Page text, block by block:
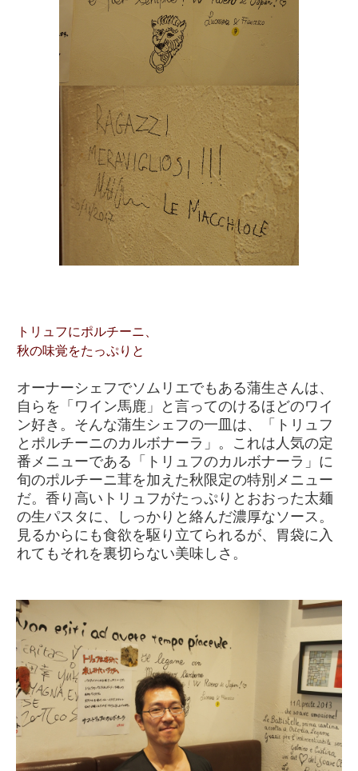
トリュフにポルチーニ、
秋の味覚をたっぷりと
オーナーシェフでソムリエでもある蒲生さんは、
自らを「ワイン馬鹿」と言ってのけるほどのワイ
ン好き。そんな蒲生シェフの一皿は、「トリュフ
とポルチーニのカルボナーラ」。これは人気の定
番メニューである「トリュフのカルボナーラ」に
旬のポルチーニ茸を加えた秋限定の特別メニュー
だ。香り高いトリュフがたっぷりとおおった太麺
の生パスタに、しっかりと絡んだ濃厚なソース。
見るからにも食欲を駆り立てられるが、胃袋に入
れてもそれを裏切らない美味しさ。